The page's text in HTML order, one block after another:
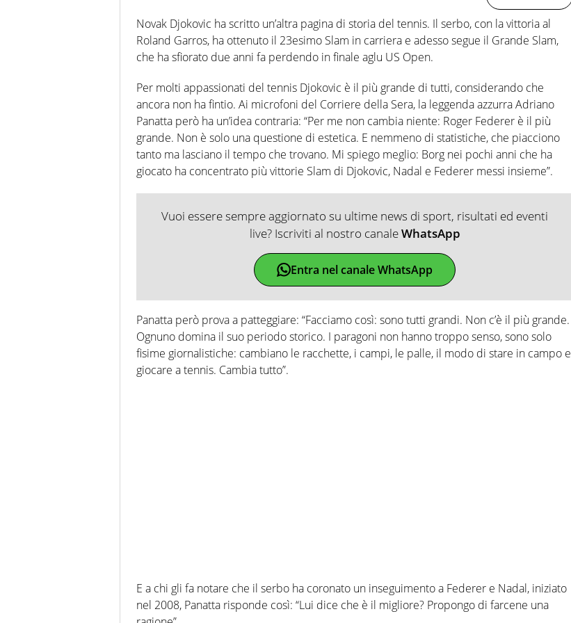
Novak Djokovic ha scritto un’altra pagina di storia del tennis. Il serbo, con la vittoria al
Roland Garros, ha ottenuto il 23esimo Slam in carriera e adesso segue il Grande Slam,
che ha sfiorato due anni fa perdendo in finale aglu US Open.
Per molti appassionati del tennis Djokovic è il più grande di tutti, considerando che
ancora non ha fintio. Ai microfoni del Corriere della Sera, la leggenda azzurra Adriano
Panatta però ha un’idea contraria: “Per me non cambia niente: Roger Federer è il più
grande. Non è solo una questione di estetica. E nemmeno di statistiche, che piacciono
tanto ma lasciano il tempo che trovano. Mi spiego meglio: Borg nei pochi anni che ha
giocato ha concentrato più vittorie Slam di Djokovic, Nadal e Federer messi insieme”.
Vuoi essere sempre aggiornato su ultime news di sport, risultati ed eventi
live? Iscriviti al nostro canaleWhatsApp
Entra nel canale WhatsApp
Panatta però prova a patteggiare: “Facciamo così: sono tutti grandi. Non c’è il più grande.
Ognuno domina il suo periodo storico. I paragoni non hanno troppo senso, sono solo
fisime giornalistiche: cambiano le racchette, i campi, le palle, il modo di stare in campo e
giocare a tennis. Cambia tutto”.
E a chi gli fa notare che il serbo ha coronato un inseguimento a Federer e Nadal, iniziato
nel 2008, Panatta risponde così: “Lui dice che è il migliore? Propongo di farcene una